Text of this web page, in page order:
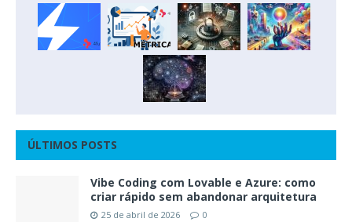
ÚLTIMOS POSTS
Vibe Coding com Lovable e Azure: como
criar rápido sem abandonar arquitetura
25 de abril de 2026 0